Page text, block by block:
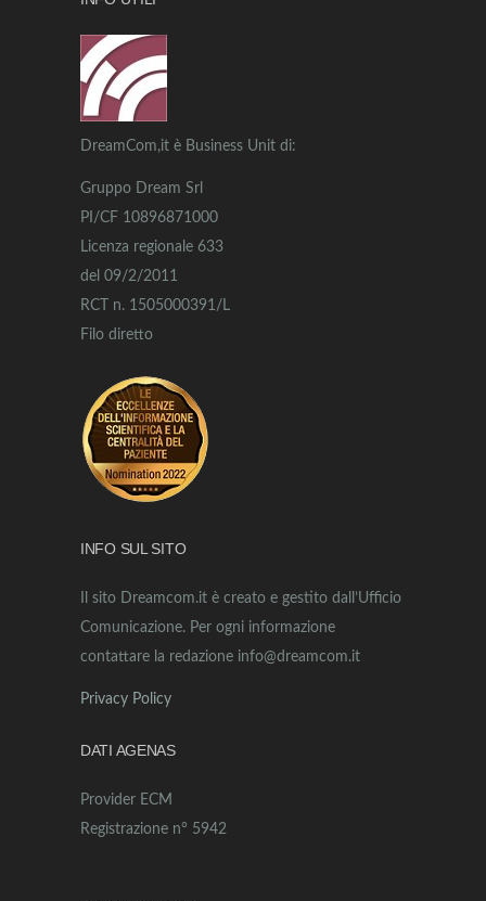
DreamCom,it è Business Unit di:
Gruppo Dream Srl
PI/CF 10896871000
Licenza regionale 633
del 09/2/2011
RCT n. 1505000391/L
Filo diretto
INFO SUL SITO
Il sito Dreamcom.it è creato e gestito dall’Ufficio
Comunicazione. Per ogni informazione
contattare la redazione info@dreamcom.it
Privacy Policy
DATI AGENAS
Provider ECM
Registrazione n° 5942